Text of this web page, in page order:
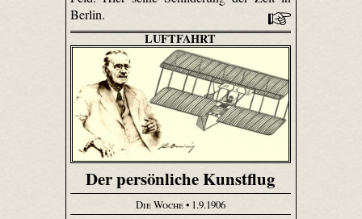
Berlin.
LUFTFAHRT
Der persönliche Kunstflug
Die Woche• 1.9.1906